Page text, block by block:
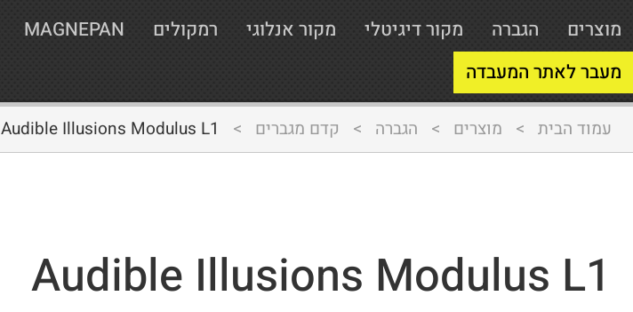
מוצרים הגברה מקור דיגיטלי מקור אנלוגי רמקולים MAGNEPAN
מעבר לאתר המעבדה
עמוד הבית> מוצרים > הגברה > קדם מגברים >
Audible Illusions Modulus L1
Audible Illusions Modulus L1